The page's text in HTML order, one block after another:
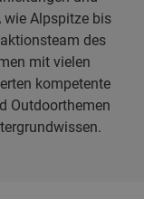
wie Alpspitze bis
des
mit vielen
kompetente
Outdoorthemen